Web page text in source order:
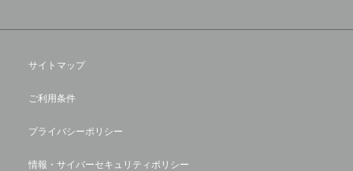
サイトマップ
ご利用条件
プライバシーポリシー
情報・サイバーセキュリティポリシー